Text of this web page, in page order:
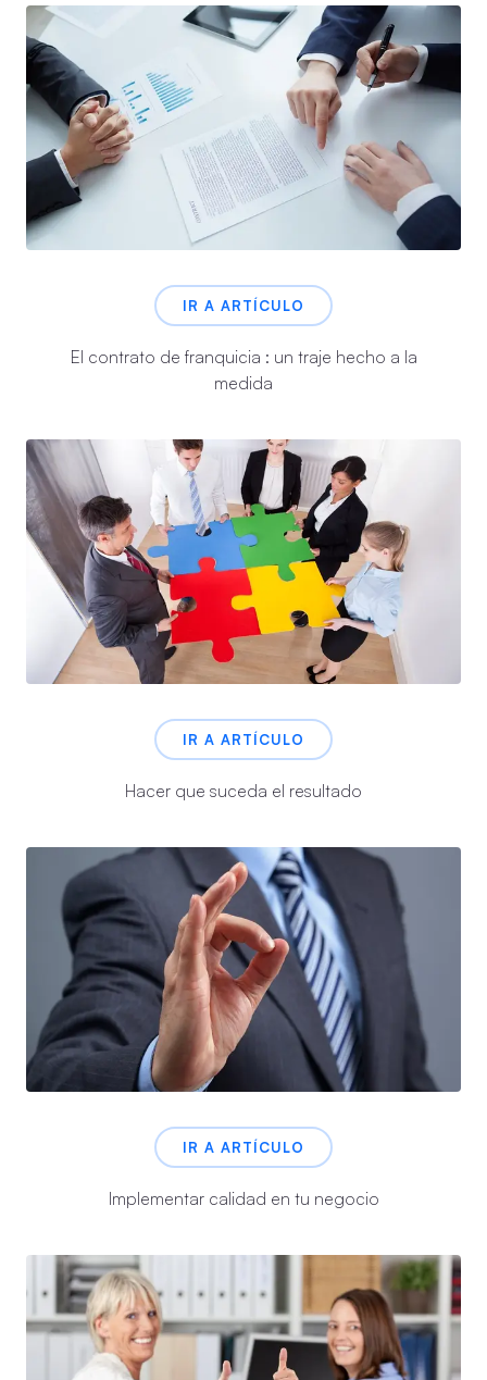
IR A ARTÍCULO
El contrato de franquicia : un traje hecho a la
medida
IR A ARTÍCULO
Hacer que suceda el resultado
IR A ARTÍCULO
Implementar calidad en tu negocio